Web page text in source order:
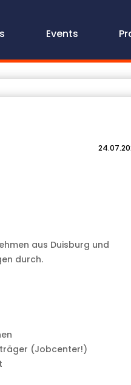
Events
aus Duisburg und
durch.
(Jobcenter!)